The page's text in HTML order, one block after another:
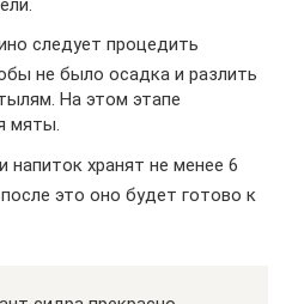
следует процедить
не было осадка и разлить
На этом этапе
мяты.
напиток хранят не менее 6
это оно будет готово к